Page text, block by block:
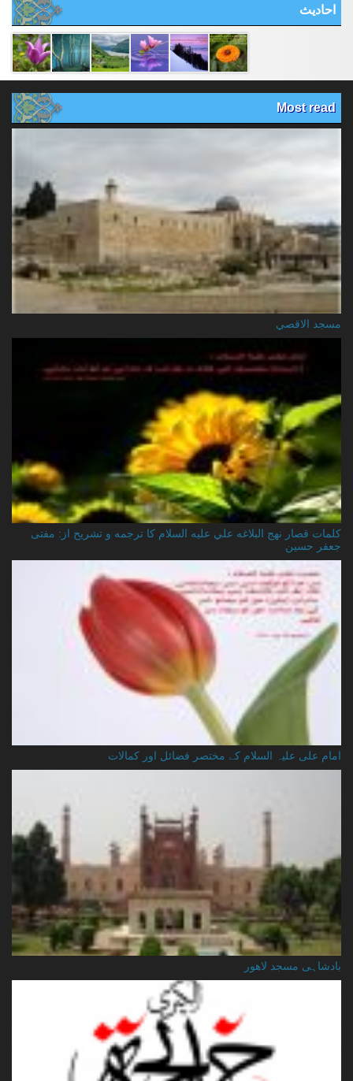
احادیث
Most read
مسجد الاقصي
کلمات قصار نهج البلاغه علي عليه السلام کا ترجمه و تشریح از: مفتی
جعفر حسین
امام علی علیہ السلام کے مختصر فضائل اور کمالات
بادشاہی مسجد لاهور